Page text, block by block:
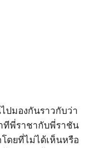
ปมองกันราวกับว่า
ทีพี่ราชากับพี่ราชัน
ดยที่ไม่ได้เห็นหรือ